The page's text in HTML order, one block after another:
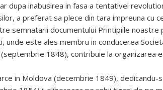
dupa inabusirea in fasa a tentativei
a preferat sa plece din tara impreuna cu
semnatarii documentului Printipiile
unde este ales membru in conducerea
1848), contribuie la organizarea
in Moldova (decembrie 1849),